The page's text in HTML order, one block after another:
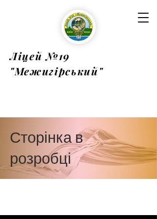
Ліцей №19
"Межигірський"
Сторінка в
розробці